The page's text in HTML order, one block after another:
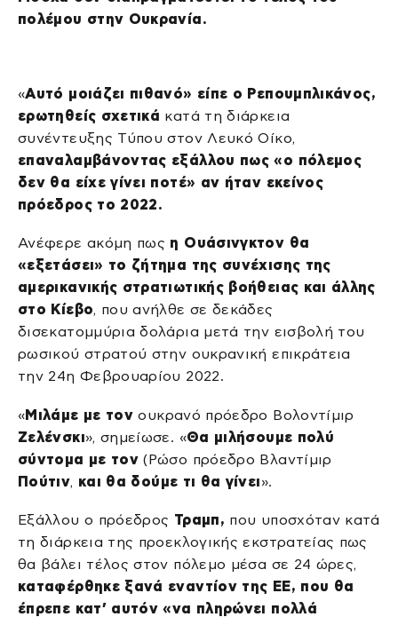
πολέμου στην Ουκρανία.
«Αυτό μοιάζει πιθανό» είπε ο Ρεπουμπλικάνος,
ερωτηθείς σχετικά κατά τη διάρκεια
συνέντευξης Τύπου στον Λευκό Οίκο,
επαναλαμβάνοντας εξάλλου πως «ο πόλεμος
δεν θα είχε γίνει ποτέ» αν ήταν εκείνος
πρόεδρος το 2022.
Ανέφερε ακόμη πως η Ουάσινγκτον θα
«εξετάσει» το ζήτημα της συνέχισης της
αμερικανικής στρατιωτικής βοήθειας και άλλης
στο Κίεβο, που ανήλθε σε δεκάδες
δισεκατομμύρια δολάρια μετά την εισβολή του
ρωσικού στρατού στην ουκρανική επικράτεια
την 24η Φεβρουαρίου 2022.
«Μιλάμε με τον ουκρανό πρόεδρο Βολοντίμιρ
Ζελένσκι», σημείωσε. «Θα μιλήσουμε πολύ
σύντομα με τον (Ρώσο πρόεδρο Βλαντίμιρ
Πούτιν, και θα δούμε τι θα γίνει».
Εξάλλου ο πρόεδρος Τραμπ, που υποσχόταν κατά
τη διάρκεια της προεκλογικής εκστρατείας πως
θα βάλει τέλος στον πόλεμο μέσα σε 24 ώρες,
καταφέρθηκε ξανά εναντίον της ΕΕ, που θα
έπρεπε κατ’ αυτόν «να πληρώνει πολλά